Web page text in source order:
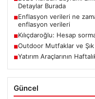
Detaylar Burada
■Enflasyon verileri ne
enflasyon verileri
■Kılıçdaroğlu: Hesap
■Outdoor Mutfaklar ve Şık
■Yatırım Araçlarının
Güncel